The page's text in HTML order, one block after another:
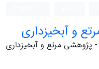
و آبخیزداری
پژوهشی مرتع و آبخیزداری